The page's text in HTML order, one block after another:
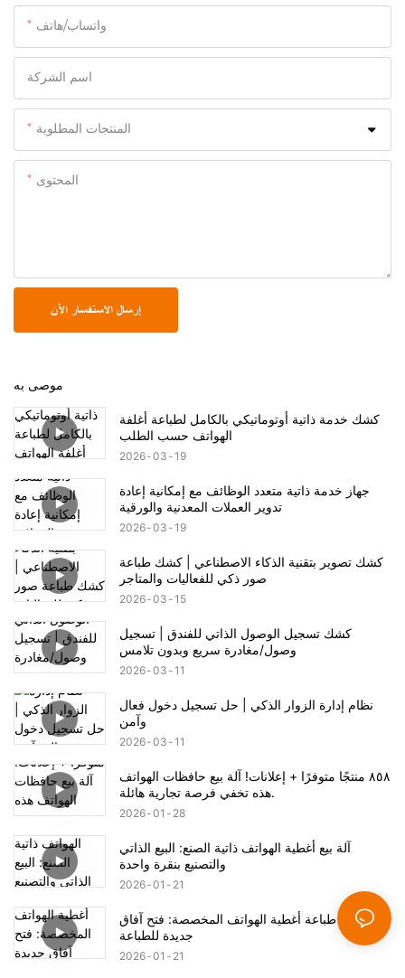
واتساب/هاتف
اسم الشركة
المنتجات المطلوبة
المحتوى
إرسال الاستفسار الآن
موصى به
كشك خدمة ذاتية أوتوماتيكي بالكامل لطباعة أغلفة
الهواتف حسب الطلب
2026 03 19
جهاز خدمة ذاتية متعدد الوظائف مع إمكانية إعادة
تدوير العملات المعدنية والورقية
2026 03 19
كشك تصوير بتقنية الذكاء الاصطناعي | كشك طباعة
صور ذكي للفعاليات والمتاجر
2026 03 15
كشك تسجيل الوصول الذاتي للفندق | تسجيل
وصول/مغادرة سريع وبدون تلامس
2026 03 11
نظام إدارة الزوار الذكي | حل تسجيل دخول فعال
وآمن
2026 03 11
٨٥٨ منتجًا متوفرًا + إعلانات! آلة بيع حافظات الهواتف
هذه تخفي فرصة تجارية هائلة.
2026 01 28
آلة بيع أغطية الهواتف ذاتية الصنع: البيع الذاتي
والتصنيع بنقرة واحدة
2026 01 21
آلة بيع طباعة أغطية الهواتف المخصصة: فتح آفاق
جديدة للطباعة
2026 01 21